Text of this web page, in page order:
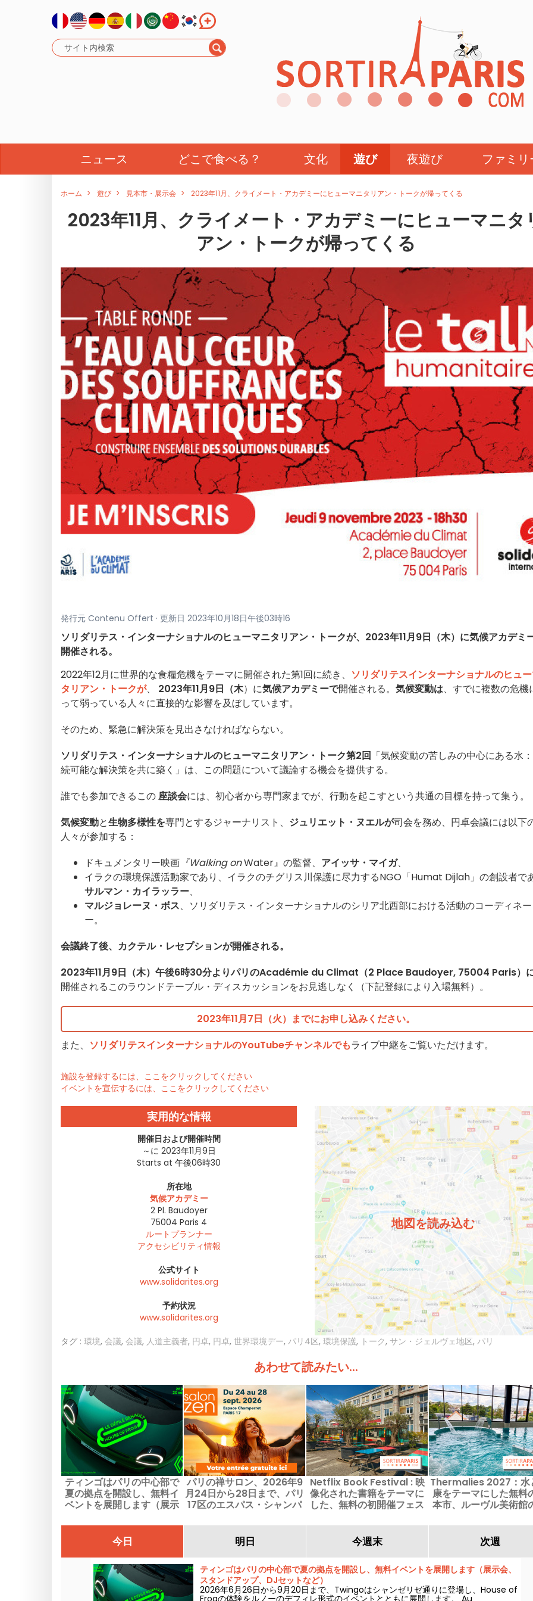
ニュース どこで食べる？ 文化 遊び 夜遊び ファミリ
ホーム 遊び 見本市・展示会 2023年11月、クライメート・アカデミーにヒューマニタリアン・トークが帰ってくる
2023年11月、クライメート・アカデミーにヒューマニタ
アン・トークが帰ってくる
発行元 Contenu Offert · 更新日 2023年10月18日午後03時16
ソリダリテス・インターナショナルのヒューマニタリアン・トークが、2023年11月9日（木）に気候アカデミ
開催される。
2022年12月に世界的な食糧危機をテーマに開催された第1回に続き、 ソリダリテスインターナショナルのヒュ
タリアン・トークが、 2023年11月9日（木）に気候アカデミーで開催される。 気候変動は、すでに複数の危機
って弱っている人々に直接的な影響を及ぼしています。
そのため、緊急に解決策を見出さなければならない。
ソリダリテス・インターナショナルのヒューマニタリアン・トーク第2回 「気候変動の苦しみの中心にある水
続可能な解決策を共に築く」は、この問題について議論する機会を提供する。
誰でも参加できるこの座談会には、初心者から専門家までが、行動を起こすという共通の目標を持って集う。
気候変動と生物多様性を専門とするジャーナリスト、 ジュリエット・ヌエルが司会を務め、円卓会議には以下
人々が参加する：
ドキュメンタリー映画 『Walking onWater』の監督、 アイッサ・マイガ、
イラクの環境保護活動家であり、イラクのチグリス川保護に尽力するNGO「Humat Dijlah」の創設者で
サルマン・カイラッラー、
マルジョレーヌ・ボス、ソリダリテス・インターナショナルのシリア北西部における活動のコーディネ
ー。
会議終了後、カクテル・レセプションが開催される。
2023年11月9日（木）午後6時30分よりパリのAcadémie du Climat（2 Place Baudoyer, 75004 Paris）
開催されるこのラウンドテーブル・ディスカッションをお見逃しなく（下記登録により入場無料）。
2023年11月7日（火）までにお申し込みください。
また、 ソリダリテスインターナショナルのYouTubeチャンネルでもライブ中継をご覧いただけます。
施設を登録するには、ここをクリックしてください
イベントを宣伝するには、ここをクリックしてください
実用的な情報
開催日および開催時間
～に 2023年11月9日
Starts at 午後06時30
所在地
気候アカデミー
2 Pl. Baudoyer
75004 Paris 4
ルートプランナー
アクセシビリティ情報
公式サイト
www.solidarites.org
予約状況
www.solidarites.org
地図を読み込む
タグ : 環境, 会議, 会議, 人道主義者, 円卓, 円卓, 世界環境デー, パリ4区, 環境保護, トーク, サン・ジェルヴェ地区, パリ
あわせて読みたい...
ティンゴはパリの中心部で
夏の拠点を開設し、無料イ
ベントを展開します（展示
ットなど）
パリの禅サロン、2026年9
月24日から28日まで、パリ
17区のエスパス・シャンパ
Netflix Book Festival : 映
像化された書籍をテーマに
した、無料の初開催フェス
Thermalies 2027：水
康をテーマにした無料
本市、ルーヴル美術館
今日 明日 今週末 次週
ティンゴはパリの中心部で夏の拠点を開設し、無料イベントを展開します（展示会、
スタンドアップ、DJセットなど）
2026年6月26日から9月20日まで、Twingoはシャンゼリゼ通りに登場し、House of
Frogの体験をルノーのデフィレ形式のイベントとともに展開します。 Au